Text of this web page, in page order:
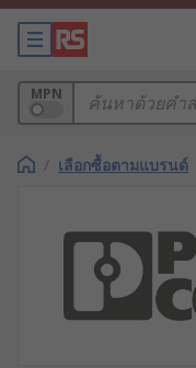
MPN
/ เลือกซื้อตามแบรนด์